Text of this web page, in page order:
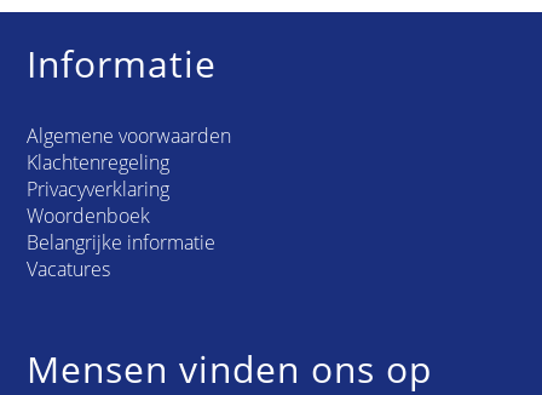
Informatie
Algemene voorwaarden
Klachtenregeling
Privacyverklaring
Woordenboek
Belangrijke informatie
Vacatures
Mensen vinden ons op